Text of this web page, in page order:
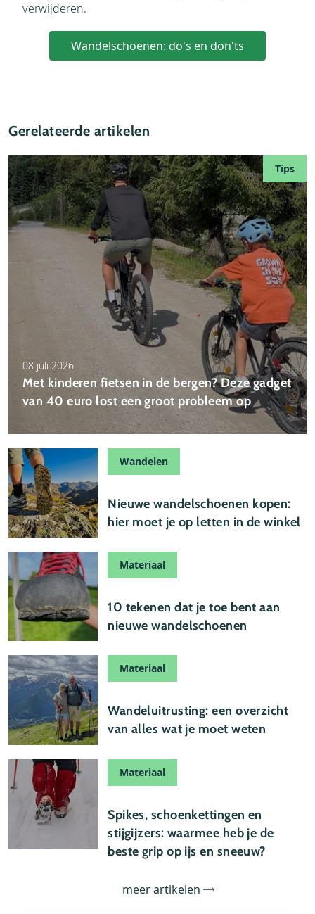
verwijderen.
Wandelschoenen: do's en don'ts
Gerelateerde artikelen
Tips
08 juli 2026
Met kinderen fietsen in de bergen? Deze gadget
van 40 euro lost een groot probleem op
Wandelen
Nieuwe wandelschoenen kopen:
hier moet je op letten in de winkel
Materiaal
10 tekenen dat je toe bent aan
nieuwe wandelschoenen
Materiaal
Wandeluitrusting: een overzicht
van alles wat je moet weten
Materiaal
Spikes, schoenkettingen en
stijgijzers: waarmee heb je de
beste grip op ijs en sneeuw?
meer artikelen